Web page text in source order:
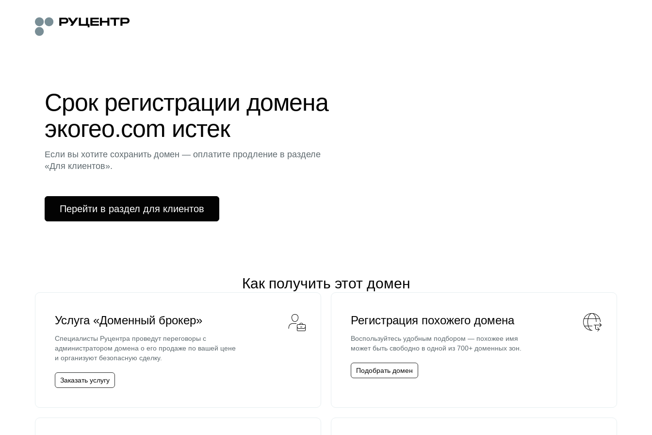
Срок регистрации домена
экогео.com истек
Если вы хотите сохранить домен — оплатите продление в разделе
«Для клиентов».
Перейти в раздел для клиентов
Как получить этот домен
Услуга «Доменный брокер»
Специалисты Руцентра проведут переговоры с
администратором домена о его продаже по вашей цене
и организуют безопасную сделку.
Заказать услугу
Регистрация похожего домена
Воспользуйтесь удобным подбором — похожее имя
может быть свободно в одной из 700+ доменных зон.
Подобрать домен